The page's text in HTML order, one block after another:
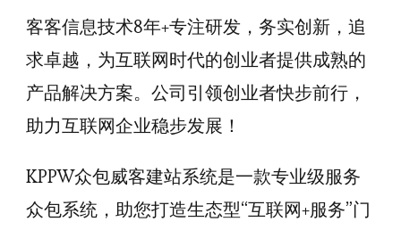
客客信息技术8年+专注研发，务实创新，追
求卓越，为互联网时代的创业者提供成熟的
产品解决方案。公司引领创业者快步前行，
助力互联网企业稳步发展！
KPPW众包威客建站系统是一款专业级服务
众包系统，助您打造生态型“互联网+服务”门